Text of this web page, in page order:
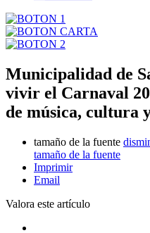
Municipalidad de
vivir el Carnaval
de música, cultura
tamaño de la fuente
tamaño de la fuente
Imprimir
Email
Valora este artículo